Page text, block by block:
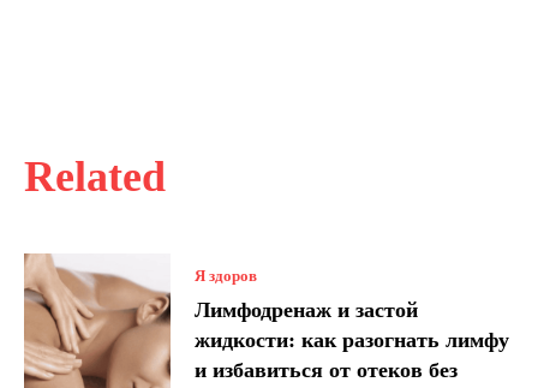
Related
Я здоров
Лимфодренаж и застой
жидкости: как разогнать лимфу
и избавиться от отеков без